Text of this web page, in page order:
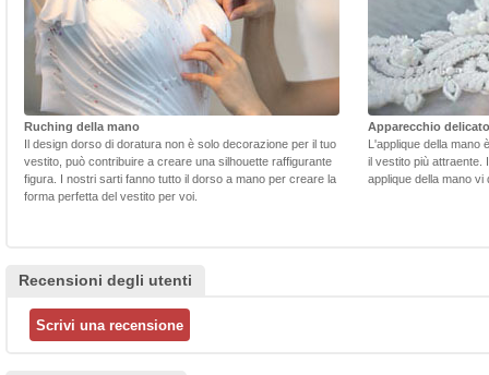
Ruching della mano
Il design dorso di doratura non è solo decorazione per il tuo
vestito, può contribuire a creare una silhouette raffigurante
figura. I nostri sarti fanno tutto il dorso a mano per creare la
forma perfetta del vestito per voi.
Apparecchio delicato
L'applique della
il vestito più attraente.
applique della mano
Recensioni degli utenti